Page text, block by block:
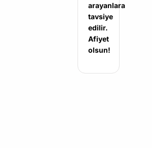
arayanlara
tavsiye
edilir.
Afiyet
olsun!